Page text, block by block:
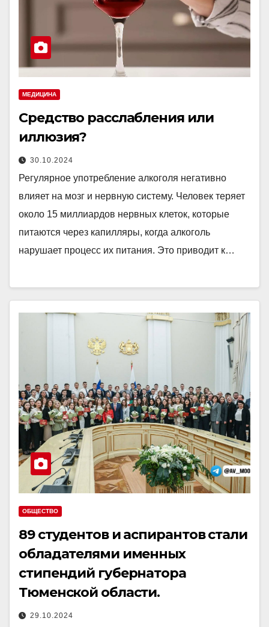
МЕДИЦИНА
Средство расслабления или
иллюзия?
30.10.2024
Регулярное употребление алкоголя негативно
влияет на мозг и нервную систему. Человек теряет
около 15 миллиардов нервных клеток, которые
питаются через капилляры, когда алкоголь
нарушает процесс их питания. Это приводит к…
ОБЩЕСТВО
89 студентов и аспирантов стали
обладателями именных
стипендий губернатора
Тюменской области.
29.10.2024